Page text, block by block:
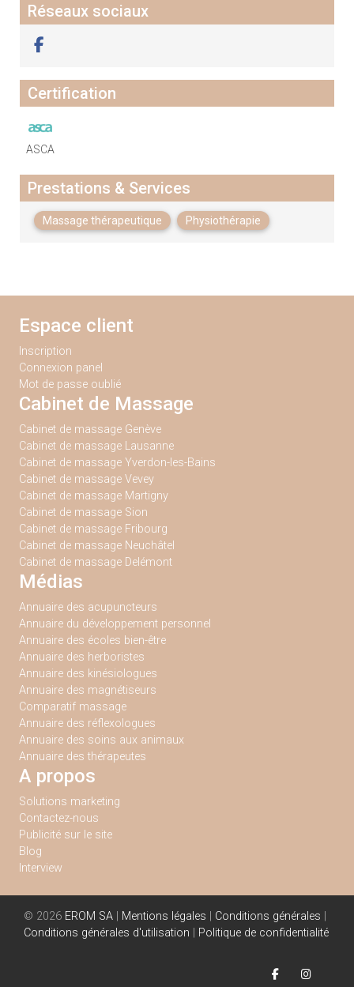
Réseaux sociaux
Certification
ASCA
Prestations & Services
Massage thérapeutique Physiothérapie
Espace client
Inscription
Connexion panel
Mot de passe oublié
Cabinet de Massage
Cabinet de massage Genève
Cabinet de massage Lausanne
Cabinet de massage Yverdon-les-Bains
Cabinet de massage Vevey
Cabinet de massage Martigny
Cabinet de massage Sion
Cabinet de massage Fribourg
Cabinet de massage Neuchâtel
Cabinet de massage Delémont
Médias
Annuaire des acupuncteurs
Annuaire du développement personnel
Annuaire des écoles bien-être
Annuaire des herboristes
Annuaire des kinésiologues
Annuaire des magnétiseurs
Comparatif massage
Annuaire des réflexologues
Annuaire des soins aux animaux
Annuaire des thérapeutes
A propos
Solutions marketing
Contactez-nous
Publicité sur le site
Blog
Interview
© 2026 EROM SA Mentions légales Conditions générales
Conditions générales d'utilisation
Politique de confidentialité